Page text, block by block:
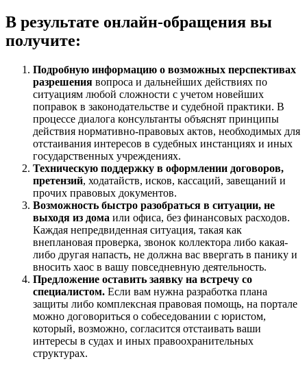
В результате онлайн-обращения вы
получите:
Подробную информацию о возможных перспективах
разрешения вопроса и дальнейших действиях по
ситуациям любой сложности с учетом новейших
поправок в законодательстве и судебной практики. В
процессе диалога консультанты объяснят принципы
действия нормативно-правовых актов, необходимых для
отстаивания интересов в судебных инстанциях и иных
государственных учреждениях.
Техническую поддержку в оформлении договоров,
претензий, ходатайств, исков, кассаций, завещаний и
прочих правовых документов.
Возможность быстро разобраться в ситуации, не
выходя из дома или офиса, без финансовых расходов.
Каждая непредвиденная ситуация, такая как
внеплановая проверка, звонок коллектора либо какая-
либо другая напасть, не должна вас ввергать в панику и
вносить хаос в вашу повседневную деятельность.
Предложение оставить заявку на встречу со
специалистом. Если вам нужна разработка плана
защиты либо комплексная правовая помощь, на портале
можно договориться о собеседовании с юристом,
который, возможно, согласится отстаивать ваши
интересы в судах и иных правоохранительных
структурах.